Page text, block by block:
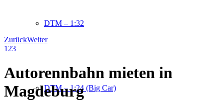
DTM – 1:32
DTM – 1:24 (Big Car)
ZurückWeiter
1 23
Autorennbahn mieten in
Magdeburg